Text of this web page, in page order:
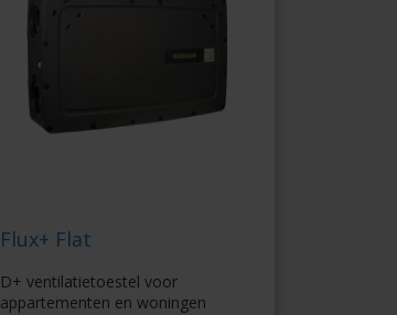
Flux+ Flat
D+ ventilatietoestel voor
appartementen en woningen